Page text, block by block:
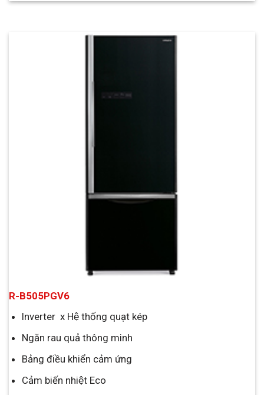
R-B505PGV6
Inverter x Hệ thống quạt kép
Ngăn rau quả thông minh
Bảng điều khiển cảm ứng
Cảm biến nhiệt Eco